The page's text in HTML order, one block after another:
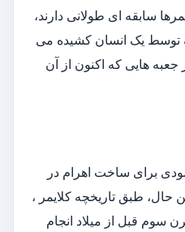
سابقه ای طولانی دارند،
توسط یک انسان کشیده می
هایی که اکنون از آن
برای ساخت اهرام در
حال، طبق تاریخچه کلایمر ،
سوم قبل از میلاد انجام